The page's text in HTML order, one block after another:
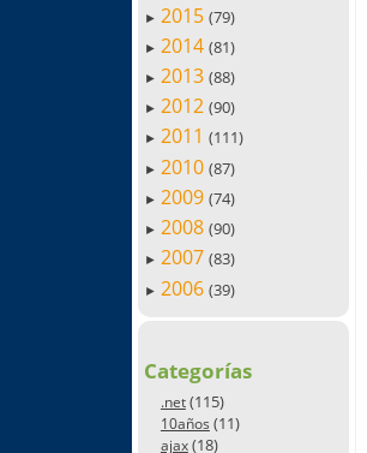
► 2015 (79)
► 2014 (81)
► 2013 (88)
► 2012 (90)
► 2011 (111)
► 2010 (87)
► 2009 (74)
► 2008 (90)
► 2007 (83)
► 2006 (39)
Categorías
.net(115)
10años (11)
ajax(18)